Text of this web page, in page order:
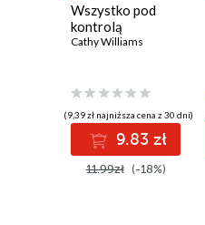
Wszystko pod
kontrolą
Cathy Williams
(9,39 zł najniższa cena z 30 dni)
9.83 zł
11.99zł (-18%)